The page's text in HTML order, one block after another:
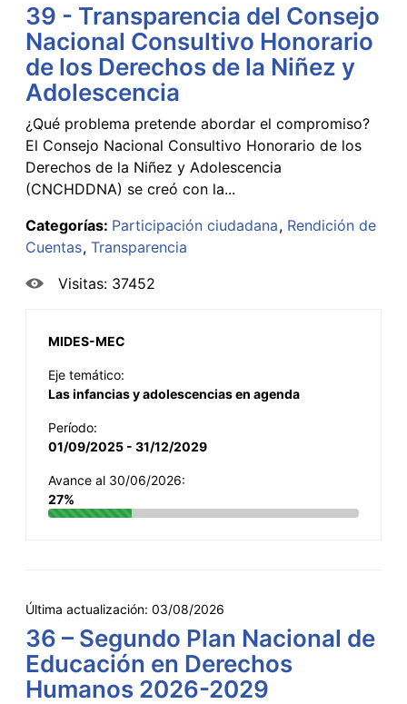
39 - Transparencia del Consejo
Nacional Consultivo Honorario
de los Derechos de la Niñez y
Adolescencia
¿Qué problema pretende abordar el compromiso?
El Consejo Nacional Consultivo Honorario de los
Derechos de la Niñez y Adolescencia
(CNCHDDNA) se creó con la...
Categorías: Participación ciudadana Rendición de
Cuentas Transparencia
Visitas: 37452
MIDES-MEC
Eje temático:
Las infancias y adolescencias en agenda
Período:
01/09/2025 - 31/12/2029
Avance al 30/06/2026:
27%
Última actualización: 03/08/2026
36 – Segundo Plan Nacional de
Educación en Derechos
Humanos 2026-2029